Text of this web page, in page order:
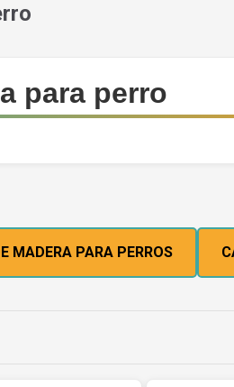
para perro
MADERA PARA PERROS